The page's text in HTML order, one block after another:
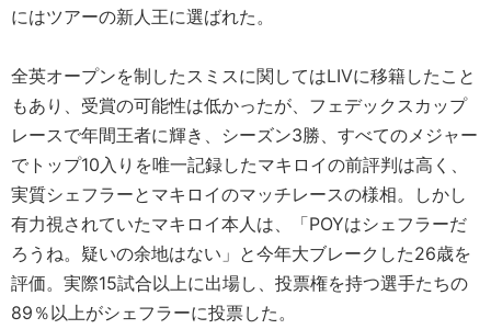
にはツアーの新人王に選ばれた。
全英オープンを制したスミスに関してはLIVに移籍したこと
もあり、受賞の可能性は低かったが、フェデックスカップ
レースで年間王者に輝き、シーズン3勝、すべてのメジャー
でトップ10入りを唯一記録したマキロイの前評判は高く、
実質シェフラーとマキロイのマッチレースの様相。しかし
有力視されていたマキロイ本人は、「POYはシェフラーだ
ろうね。疑いの余地はない」と今年大ブレークした26歳を
評価。実際15試合以上に出場し、投票権を持つ選手たちの
89％以上がシェフラーに投票した。